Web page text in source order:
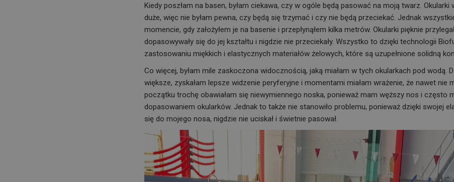
Kiedy poszłam na basen, byłam ciekawa, czy w ogóle będą pasować na moją twarz. Okularki
duże, więc nie byłam pewna, czy będą się trzymać i czy nie będą przeciekać. Jednak
momencie, gdy założyłem je na basenie i przepłynąłem kilka metrów. Okularki pięknie
dopasowywały się do jej kształtu i nigdzie nie przeciekały. Wszystko to dzięki technologii
zastosowaniu miękkich i elastycznych materiałów żelowych, które są uzupełnione solidną
Co więcej, byłam mile zaskoczona widocznością, jaką miałam w tych okularkach pod wodą.
większe, zyskałam lepsze widzenie peryferyjne i momentami miałam wrażenie, że nawet nie
początku trochę obawiałam się niewymiennego noska, ponieważ mam węższy nos i często
dopasowaniem okularków. Jednak to także nie stanowiło problemu, ponieważ dzięki swojej
się do mojego nosa, nigdzie nie uciskał i świetnie pasował.